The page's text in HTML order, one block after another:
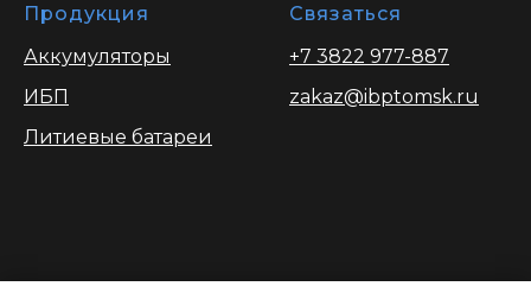
Продукция
Аккумуляторы
ИБП
Литиевые батареи
Связаться
+7 3822 977-887
zakaz@ibptomsk.ru